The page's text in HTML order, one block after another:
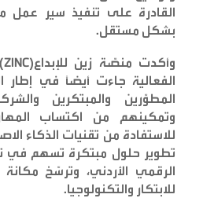
القادرة على تنفيذ سير عمل
بشكل مستقل.
وأكدت منصّة زين للإبداع(ZINC)
الفعالية جاءت أيضاً في إطار
المطوّرين والمبتكرين
وتمكينهم من اكتساب
للاستفادة من تقنيات الذكاء
تطوير حلول مبتكرة تسهم في
الرقمي الأردني، وترسّخ
للابتكار والتكنولوجيا.